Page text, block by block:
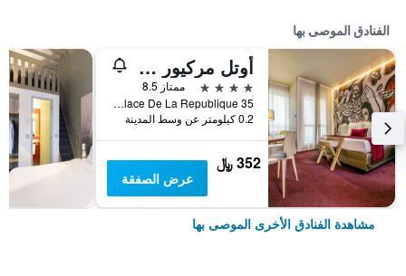
الفنادق الموصى بها
أوتل مركيور ليموجيه سونتر
4 نجوم
ممتاز 8.5
35 Place De La Republique, ليموج, إقليم فيين العليا, فرنسا
0.2 كيلومتر عن وسط المدينة
352 ﷼
عرض الصفقة
مشاهدة الفنادق الأخرى الموصى بها